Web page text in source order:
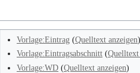
Vorlage:Eintrag(Quelltext anzeigen)
Vorlage:Eintragsabschnitt(Quelltext
Vorlage:WD(Quelltext anzeigen)